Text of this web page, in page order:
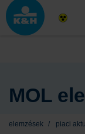
MOL
elemzések / piaci